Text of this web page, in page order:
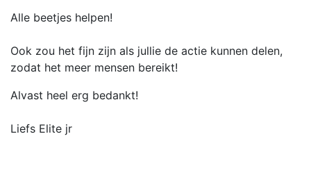
Alle beetjes helpen!
Ook zou het fijn zijn als jullie de actie kunnen delen,
zodat het meer mensen bereikt!
Alvast heel erg bedankt!
Liefs Elite jr